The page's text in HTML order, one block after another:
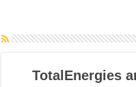
TotalEnergies